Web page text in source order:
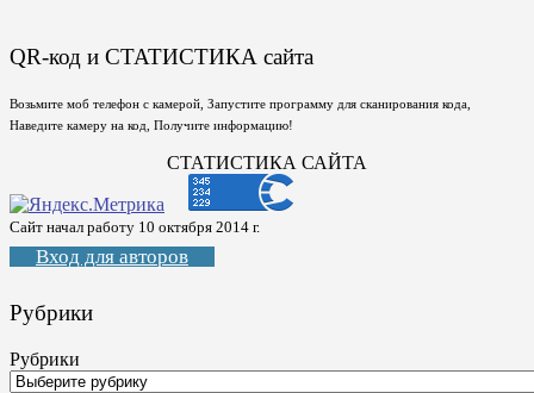
QR-код и СТАТИСТИКА сайта
Возьмите моб телефон с камерой, Запустите программу для сканирования кода,
Наведите камеру на код, Получите информацию!
СТАТИСТИКА САЙТА
Сайт начал работу 10 октября 2014 г.
Вход для авторов
Рубрики
Рубрики